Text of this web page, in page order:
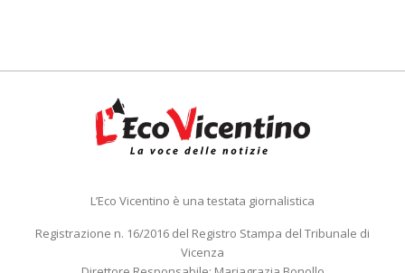
L’Eco Vicentino è una testata giornalistica
Registrazione n. 16/2016 del Registro Stampa del Tribunale di
Vicenza